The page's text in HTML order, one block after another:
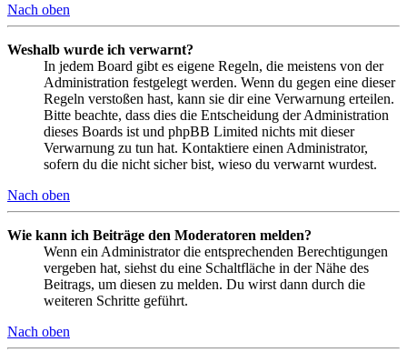
Nach oben
Weshalb wurde ich verwarnt?
In jedem Board gibt es eigene Regeln, die meistens von der
Administration festgelegt werden. Wenn du gegen eine dieser
Regeln verstoßen hast, kann sie dir eine Verwarnung erteilen.
Bitte beachte, dass dies die Entscheidung der Administration
dieses Boards ist und phpBB Limited nichts mit dieser
Verwarnung zu tun hat. Kontaktiere einen Administrator,
sofern du die nicht sicher bist, wieso du verwarnt wurdest.
Nach oben
Wie kann ich Beiträge den Moderatoren melden?
Wenn ein Administrator die entsprechenden Berechtigungen
vergeben hat, siehst du eine Schaltfläche in der Nähe des
Beitrags, um diesen zu melden. Du wirst dann durch die
weiteren Schritte geführt.
Nach oben